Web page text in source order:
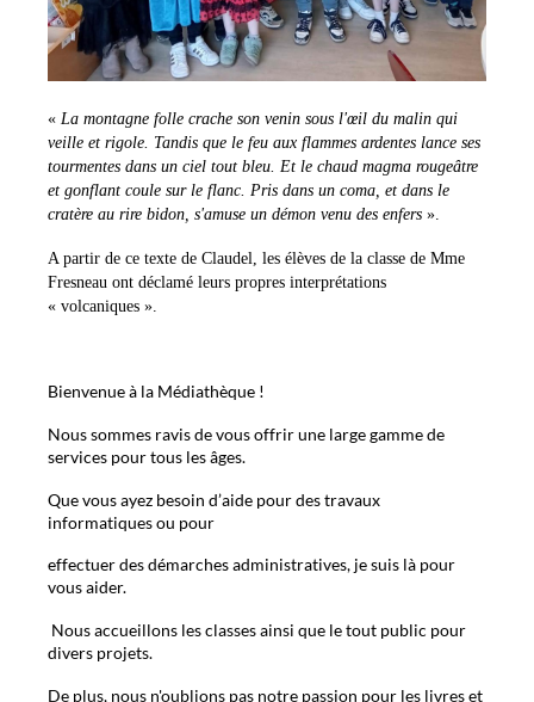
« La montagne folle crache son venin sous l'œil du malin qui
veille et rigole. Tandis que le feu aux flammes ardentes lance ses
tourmentes dans un ciel tout bleu. Et le chaud magma rougeâtre
et gonflant coule sur le flanc. Pris dans un coma, et dans le
cratère au rire bidon, s'amuse un démon venu des enfers ».
A partir de ce texte de Claudel, les élèves de la classe de Mme
Fresneau ont déclamé leurs propres interprétations
« volcaniques ».
Bienvenue à la Médiathèque !
Nous sommes ravis de vous offrir une large gamme de
services pour tous les âges.
Que vous ayez besoin d’aide pour des travaux
informatiques ou pour
effectuer des démarches administratives, je suis là pour
vous aider.
Nous accueillons les classes ainsi que le tout public pour
divers projets.
De plus, nous n'oublions pas notre passion pour les livres et